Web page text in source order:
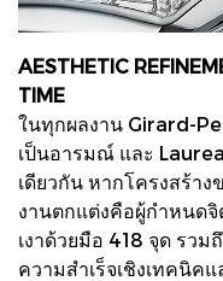
AESTHETIC
TIME
ในทุกผลงาน Girard-
เป็นอารมณ์ และ
เดียวกัน หากโครงสร้า
งานตกแต่งคือผู้กำหนด
เงาด้วยมือ 418 จุด รว
ความสำเร็จเชิงเทคนิ